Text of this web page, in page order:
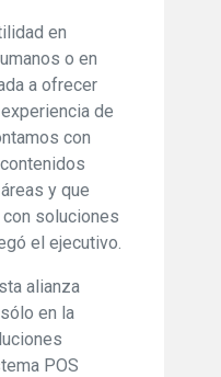
en
o en
a ofrecer
de
con
y que
soluciones
el ejecutivo.
alianza
en la
POS